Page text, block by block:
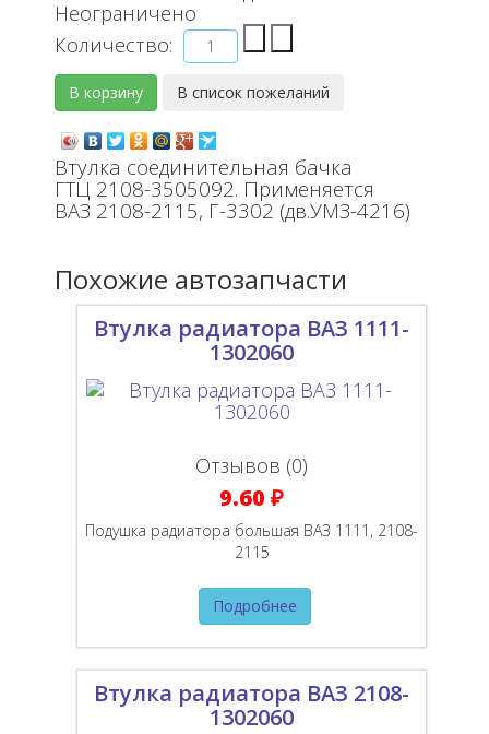
Неограничено
Количество:
Втулка соединительная бачка
ГТЦ 2108-3505092. Применяется
ВАЗ 2108-2115, Г-3302 (дв.УМЗ-4216)
Похожие автозапчасти
Втулка радиатора ВАЗ 1111-
1302060
Отзывов (0)
9.60 ₽
Подушка радиатора большая ВАЗ 1111, 2108-
2115
Подробнее
Втулка радиатора ВАЗ 2108-
1302060